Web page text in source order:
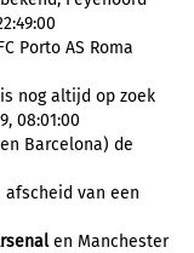
Porto AS Roma
nog altijd op zoek
08:01:00
Barcelona) de
afscheid van een
en Manchester